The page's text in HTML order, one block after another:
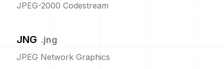
JPEG-2000 Codestream
JNG .jng
JPEG Network Graphics